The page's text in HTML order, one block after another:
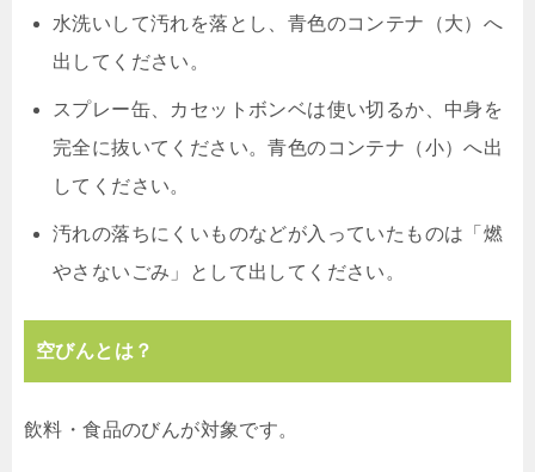
水洗いして汚れを落とし、青色のコンテナ（大）へ
出してください。
スプレー缶、カセットボンベは使い切るか、中身を
完全に抜いてください。青色のコンテナ（小）へ出
してください。
汚れの落ちにくいものなどが入っていたものは「燃
やさないごみ」として出してください。
空びんとは？
飲料・食品のびんが対象です。